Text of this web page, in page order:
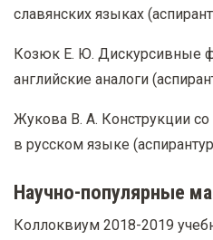
славянских языках
Козюк Е. Ю. Дискурсивные
английские аналоги
Жукова В. А. Конструкции
в русском языке
Научно-популярные
Коллоквиум 2018-2019